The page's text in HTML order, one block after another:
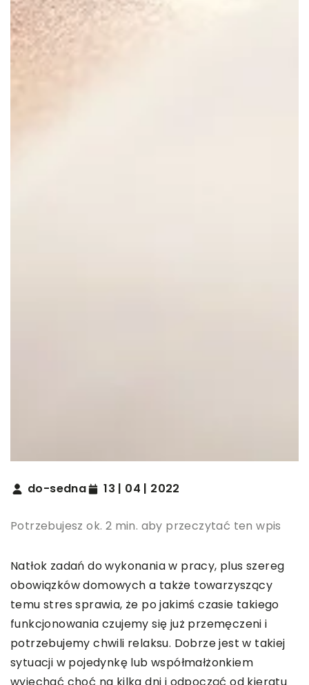
do-sedna 13 | 04 | 2022
Potrzebujesz ok. 2 min. aby przeczytać ten wpis
Natłok zadań do wykonania w pracy, plus szereg
obowiązków domowych a także towarzyszący
temu stres sprawia, że po jakimś czasie takiego
funkcjonowania czujemy się już przemęczeni i
potrzebujemy chwili relaksu. Dobrze jest w takiej
sytuacji w pojedynkę lub współmałżonkiem
wyjechać choć na kilka dni i odpocząć od kieratu